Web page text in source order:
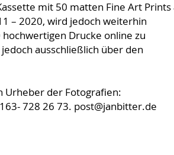
mit 50 matten Fine Art Prints
– 2020, wird jedoch weiterhin
Drucke online zu
ausschließlich über den
Urheber der Fotografien:
728 26 73. post@janbitter.de